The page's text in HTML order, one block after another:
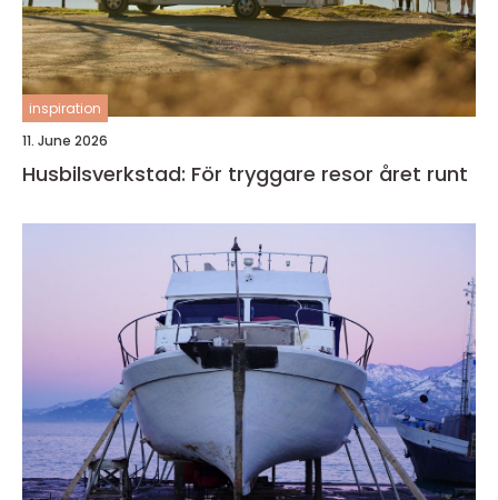
inspiration
11. June 2026
Husbilsverkstad: För tryggare resor året runt